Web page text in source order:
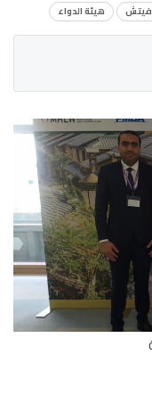
فيتش هيئة الدواء